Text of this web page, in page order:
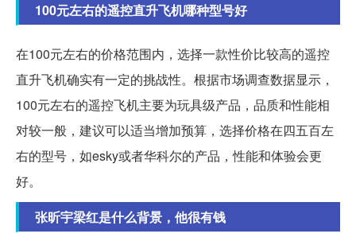
100元左右的遥控直升飞机哪种型号好
在100元左右的价格范围内，选择一款性价比较高的遥控
直升飞机确实有一定的挑战性。根据市场调查数据显示，
100元左右的遥控飞机主要为玩具级产品，品质和性能相
对较一般，建议可以适当增加预算，选择价格在四五百左
右的型号，如esky或者华科尔的产品，性能和体验会更
好。
张昕宇梁红是什么背景，他很有钱